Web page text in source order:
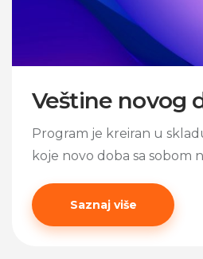
Veštine novog
Program je kreiran u
koje novo doba sa sobom
Saznaj više